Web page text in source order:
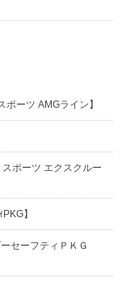
ーツ AMGライン】
ポーツ エクスクルー
】
ーセーフティＰＫＧ